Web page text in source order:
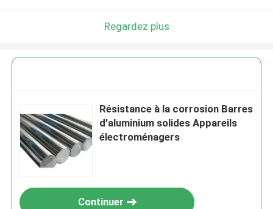
Regardez plus
Résistance à la corrosion Barres
d'aluminium solides Appareils
électroménagers
Continuer